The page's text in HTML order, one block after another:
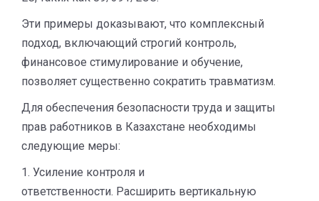
Эти примеры доказывают, что комплексный
подход, включающий строгий контроль,
финансовое стимулирование и обучение,
позволяет существенно сократить травматизм.
Для обеспечения безопасности труда и защиты
прав работников в Казахстане необходимы
следующие меры:
1. Усиление контроля и
ответственности. Расширить вертикальную